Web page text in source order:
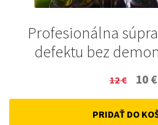
Profesionálna
defektu bez
12€
price
was:
10 €
PRIDAŤ DO